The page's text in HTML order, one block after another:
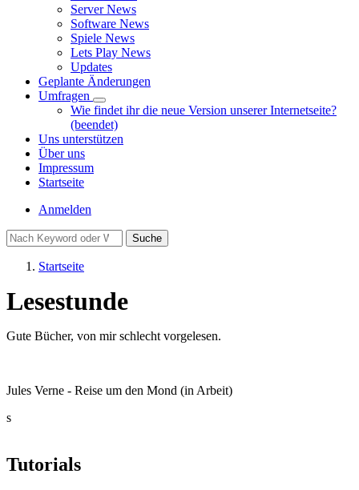
Server News
Software News
Spiele News
Lets Play News
Updates
Geplante Änderungen
Umfragen
Unternavigation
von
Umfragen
Wie findet ihr die neue Version unserer Internetseite?
(beendet)
Uns unterstützen
Über uns
Impressum
Startseite
Benutzermenü
Anmelden
Suche
Startseite
Lesestunde
Gute Bücher, von mir schlecht vorgelesen.
Jules Verne - Reise um den Mond (in Arbeit)
s
Tutorials